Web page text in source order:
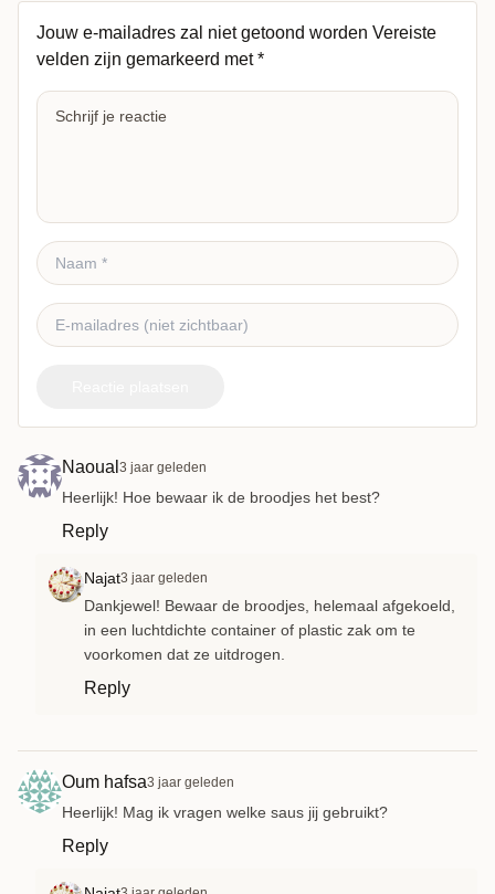
Jouw e-mailadres zal niet getoond worden Vereiste
velden zijn gemarkeerd met*
Naoual 3 jaar geleden
Heerlijk! Hoe bewaar ik de broodjes het best?
Reply
Najat3 jaar geleden
Dankjewel! Bewaar de broodjes, helemaal afgekoeld,
in een luchtdichte container of plastic zak om te
voorkomen dat ze uitdrogen.
Reply
Oum hafsa3 jaar geleden
Heerlijk! Mag ik vragen welke saus jij gebruikt?
Reply